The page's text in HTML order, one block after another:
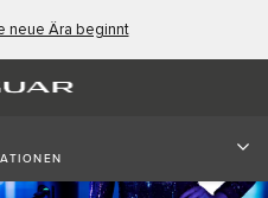
neue Ära beginnt